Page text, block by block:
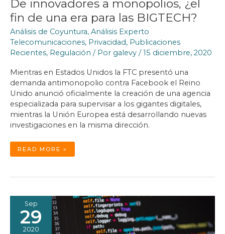
De innovadores a monopolios, ¿el
fin de una era para las BIGTECH?
Análisis de Coyuntura, Análisis Experto
Telecomunicaciones, Privacidad, Publicaciones
Recientes, Regulación / Por galevy /15 diciembre, 2020
Mientras en Estados Unidos la FTC presentó una
demanda antimonopolio contra Facebook el Reino
Unido anunció oficialmente la creación de una agencia
especializada para supervisar a los gigantes digitales,
mientras la Unión Europea está desarrollando nuevas
investigaciones en la misma dirección.
DE
INNOVADORES
A
DE
BIGTECH?
READ MORE »
Sep
29
2020